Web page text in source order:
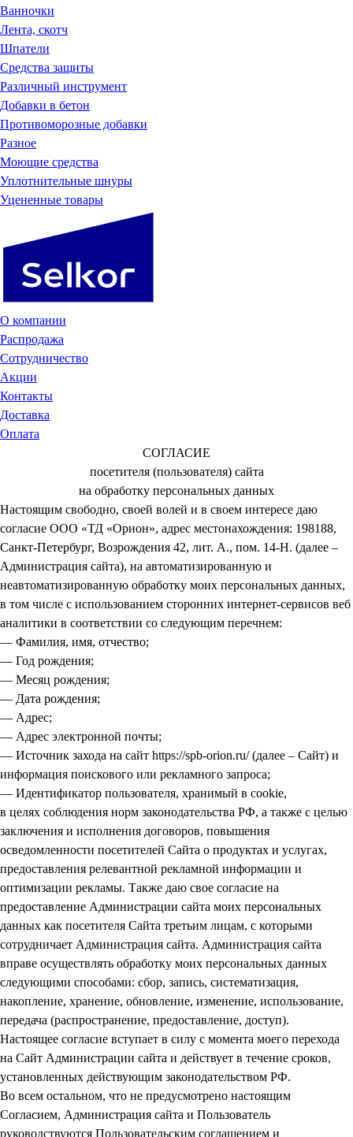
Ванночки
Лента, скотч
Шпатели
Средства защиты
Различный инструмент
Добавки в бетон
Противоморозные добавки
Разное
Моющие средства
Уплотнительные шнуры
Уцененные товары
О компании
Распродажа
Сотрудничество
Акции
Контакты
Доставка
Оплата
СОГЛАСИЕ
посетителя (пользователя) сайта
на обработку персональных данных
Настоящим свободно, своей волей и в своем интересе даю
согласие ООО «ТД «Орион», адрес местонахождения: 198188,
Санкт-Петербург, Возрождения 42, лит. А., пом. 14-Н. (далее –
Администрация сайта), на автоматизированную и
неавтоматизированную обработку моих персональных данных,
в том числе с использованием сторонних интернет-сервисов веб
аналитики в соответствии со следующим перечнем:
— Фамилия, имя, отчество;
— Год рождения;
— Месяц рождения;
— Дата рождения;
— Адрес;
— Адрес электронной почты;
— Источник захода на сайт https://spb-orion.ru/ (далее – Сайт) и
информация поискового или рекламного запроса;
— Идентификатор пользователя, хранимый в cookie,
в целях соблюдения норм законодательства РФ, а также с целью
заключения и исполнения договоров, повышения
осведомленности посетителей Сайта о продуктах и услугах,
предоставления релевантной рекламной информации и
оптимизации рекламы. Также даю свое согласие на
предоставление Администрации сайта моих персональных
данных как посетителя Сайта третьим лицам, с которыми
сотрудничает Администрация сайта. Администрация сайта
вправе осуществлять обработку моих персональных данных
следующими способами: сбор, запись, систематизация,
накопление, хранение, обновление, изменение, использование,
передача (распространение, предоставление, доступ).
Настоящее согласие вступает в силу с момента моего перехода
на Сайт Администрации сайта и действует в течение сроков,
установленных действующим законодательством РФ.
Во всем остальном, что не предусмотрено настоящим
Согласием, Администрация сайта и Пользователь
руководствуются Пользовательским соглашением и